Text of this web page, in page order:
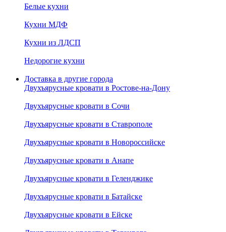
Белые кухни
Кухни МДФ
Кухни из ЛДСП
Недорогие кухни
Доставка в другие города
Двухъярусные кровати в Ростове-на-Дону
Двухъярусные кровати в Сочи
Двухъярусные кровати в Ставрополе
Двухъярусные кровати в Новороссийске
Двухъярусные кровати в Анапе
Двухъярусные кровати в Геленджике
Двухъярусные кровати в Батайске
Двухъярусные кровати в Ейске